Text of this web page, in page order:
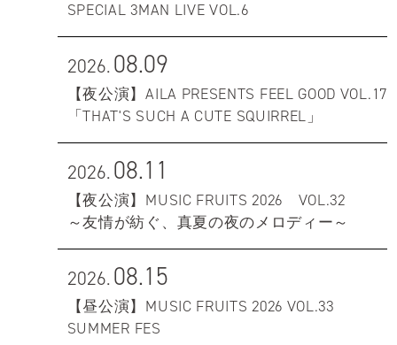
SPECIAL 3MAN LIVE VOL.6
2026.08.09
【夜公演】AILA PRESENTS FEEL GOOD VOL.17
「THAT'S SUCH A CUTE SQUIRREL」
2026.08.11
【夜公演】MUSIC FRUITS 2026 VOL.32
～友情が紡ぐ、真夏の夜のメロディー～
2026.08.15
【昼公演】MUSIC FRUITS 2026 VOL.33
SUMMER FES